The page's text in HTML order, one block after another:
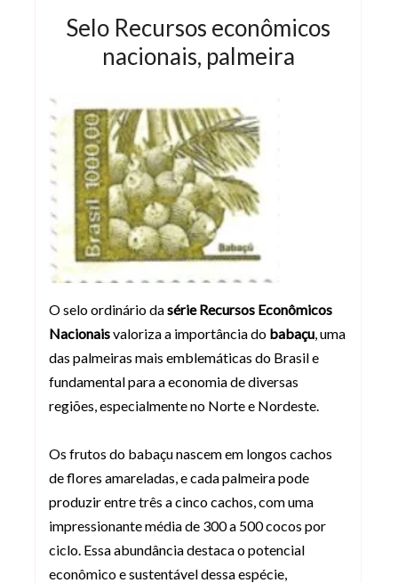
Selo Recursos econômicos
nacionais, palmeira
O selo ordinário dasérie Recursos Econômicos
Nacionaisvaloriza a importância do babaçu , uma
das palmeiras mais emblemáticas do Brasil e
fundamental para a economia de diversas
regiões, especialmente no Norte e Nordeste.
Os frutos do babaçu nascem em longos cachos
de flores amareladas, e cada palmeira pode
produzir entre três a cinco cachos, com uma
impressionante média de 300 a 500 cocos por
ciclo. Essa abundância destaca o potencial
econômico e sustentável dessa espécie,